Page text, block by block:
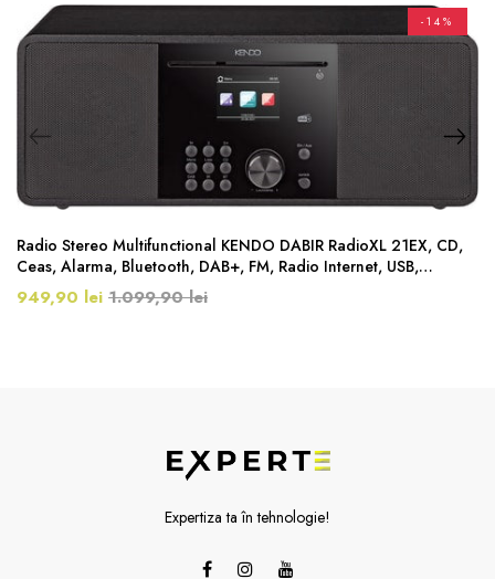
-14%
Radio Stereo Multifunctional KENDO DABIR RadioXL 21EX, CD,
Ceas, Alarma, Bluetooth, DAB+, FM, Radio Internet, USB,
Telecomanda, Negru
949,90 lei 1.099,90 lei
Expertiza ta în tehnologie!